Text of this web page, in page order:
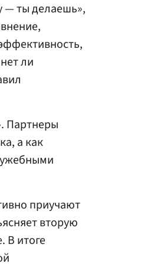
— ты делаешь»,
ли
Партнеры
а как
приучают
вторую
В итоге